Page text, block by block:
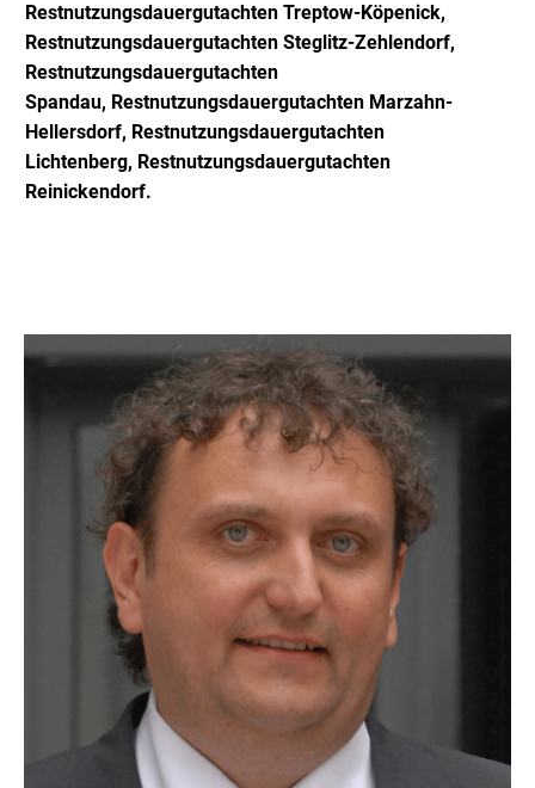
Restnutzungsdauergutachten Treptow-Köpenick,
Restnutzungsdauergutachten Steglitz-Zehlendorf,
Restnutzungsdauergutachten
Spandau, Restnutzungsdauergutachten Marzahn-
Hellersdorf, Restnutzungsdauergutachten
Lichtenberg, Restnutzungsdauergutachten
Reinickendorf.